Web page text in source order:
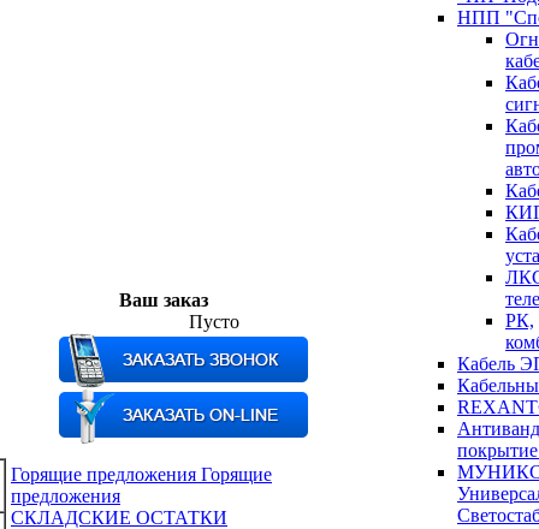
Ваш заказ
Пусто
Горящие предложения Горящие
предложения
СКЛАДСКИЕ ОСТАТКИ
НПП
РК,
Кабель
МУНИКС